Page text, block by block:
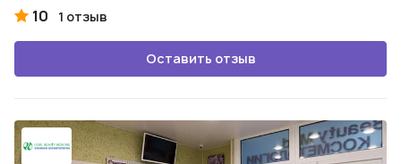
10 1 отзыв
Оставить отзыв